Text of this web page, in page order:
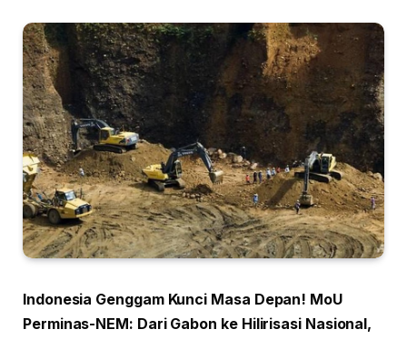
Indonesia Genggam Kunci Masa Depan! MoU
Perminas-NEM: Dari Gabon ke Hilirisasi Nasional,